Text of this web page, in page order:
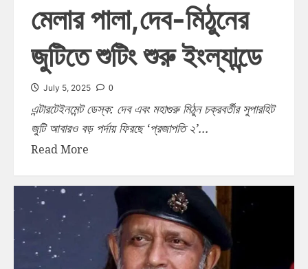
মেলার পালা,দেব-মিঠুনের
জুটিতে শুটিং শুরু ইংল্যান্ডে
July 5, 2025 0
এন্টারটেইনমেন্ট ডেস্ক: দেব এবং মহাগুরু মিঠুন চক্রবর্তীর সুপারহিট
জুটি আবারও বড় পর্দায় ফিরছে ‘প্রজাপতি ২’...
Read More